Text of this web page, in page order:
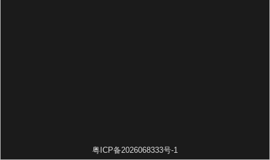
粤ICP备2026068333号-1